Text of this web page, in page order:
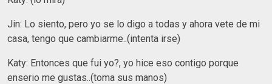
Jin: Lo siento, pero yo se lo digo a todas y ahora vete de mi
casa, tengo que cambiarme..(intenta irse)
Katy: Entonces que fui yo?, yo hice eso contigo porque
enserio me gustas..(toma sus manos)